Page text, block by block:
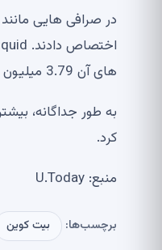
های آن 3.79 میلیون دلار را به خود اختصاص داده است.
کرد.
منبع: U.Today
برچسب‌ها: بیت کوین